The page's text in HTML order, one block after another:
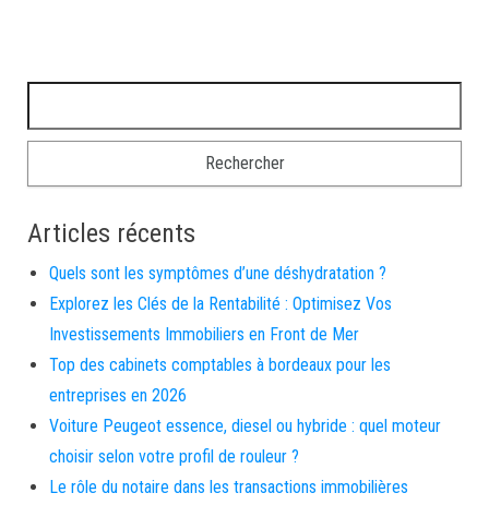
Articles récents
Quels sont les symptômes d’une déshydratation ?
Explorez les Clés de la Rentabilité : Optimisez Vos
Investissements Immobiliers en Front de Mer
Top des cabinets comptables à bordeaux pour les
entreprises en 2026
Voiture Peugeot essence, diesel ou hybride : quel moteur
choisir selon votre profil de rouleur ?
Le rôle du notaire dans les transactions immobilières